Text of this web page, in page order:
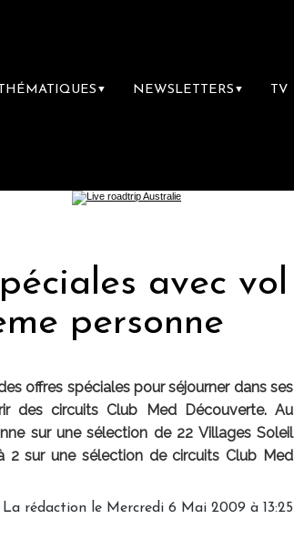
THÉMATIQUES ▼ NEWSLETTERS ▼ TV
avec vol
personne
offres spéciales pour séjourner dans ses
des circuits Club Med Découverte. Au
sur une sélection de 22 Villages Soleil
sur une sélection de circuits Club Med
La rédaction le Mercredi 6 Mai 2009 à 13:25